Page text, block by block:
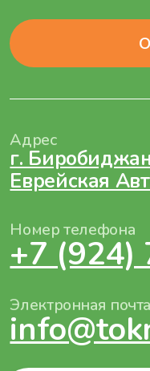
Политика
Соглашение на обработку
ИНН 7900007241 /
679006 Еврейская
г. Биробиджан, ул.